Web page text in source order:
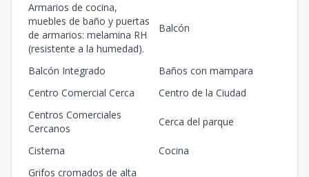
Armarios de cocina,
muebles de baño y puertas
de armarios: melamina RH
(resistente a la humedad).
Balcón
Balcón Integrado
Baños con mampara
Centro Comercial Cerca
Centro de la Ciudad
Centros Comerciales
Cercanos
Cerca del parque
Cisterna
Cocina
Grifos cromados de alta